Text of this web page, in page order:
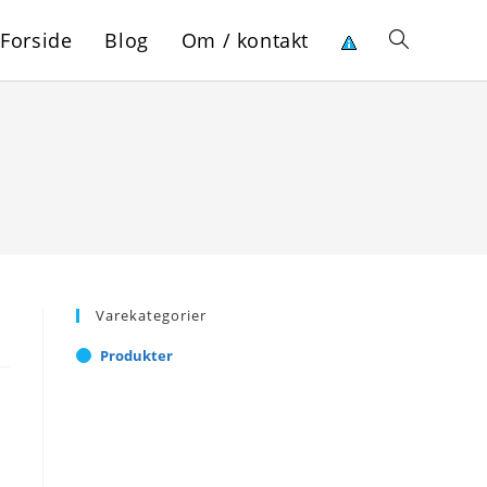
Forside Blog Om / kontakt Toggle
Varekategorier
Produkter